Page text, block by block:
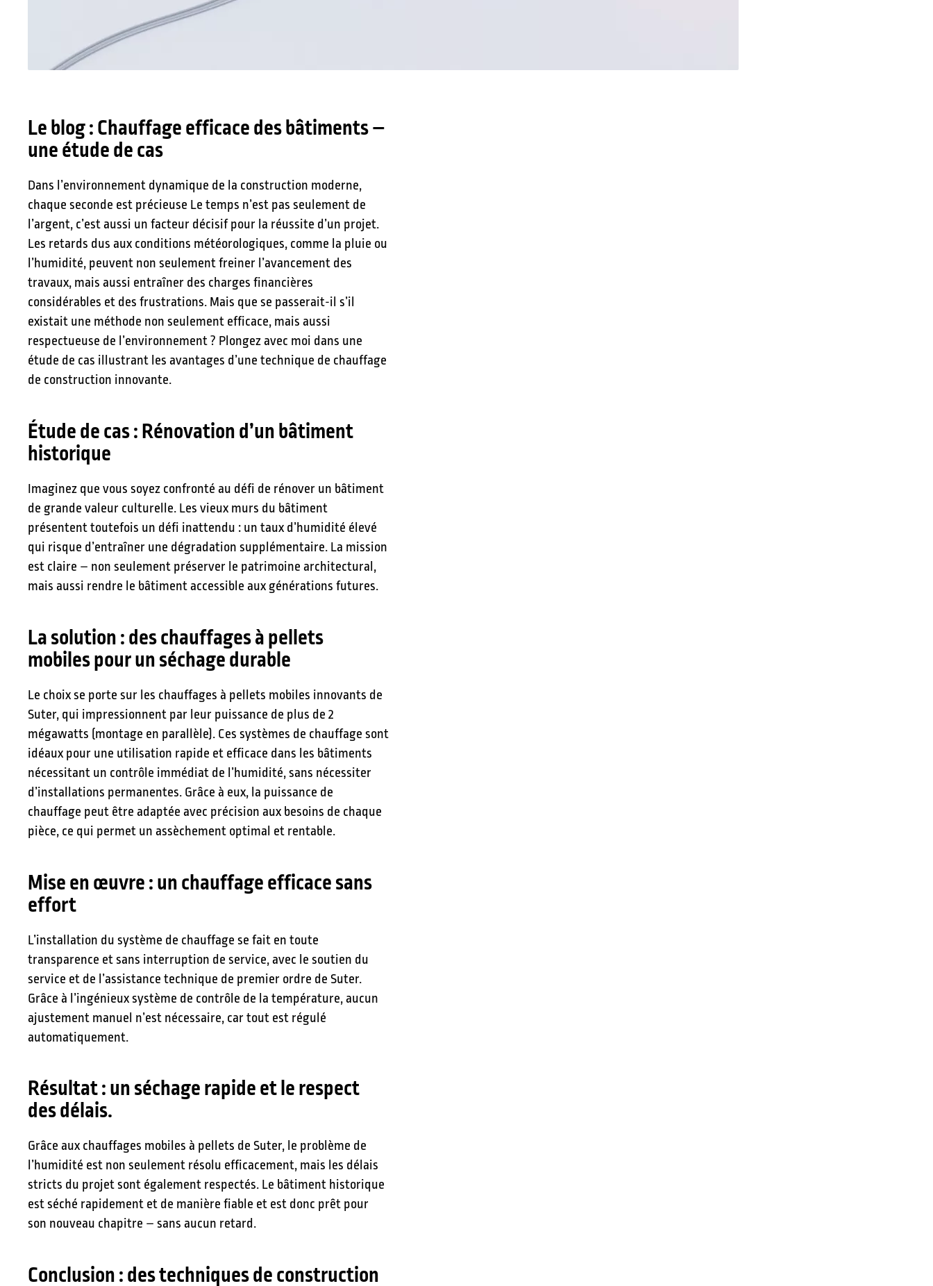
Le blog : Chauffage efficace des bâtiments –
une étude de cas
Dans l’environnement dynamique de la construction moderne,
chaque seconde est précieuse Le temps n’est pas seulement de
l’argent, c’est aussi un facteur décisif pour la réussite d’un projet.
Les retards dus aux conditions météorologiques, comme la pluie ou
l’humidité, peuvent non seulement freiner l’avancement des
travaux, mais aussi entraîner des charges financières
considérables et des frustrations. Mais que se passerait-il s’il
existait une méthode non seulement efficace, mais aussi
respectueuse de l’environnement ? Plongez avec moi dans une
étude de cas illustrant les avantages d’une technique de chauffage
de construction innovante.
Étude de cas : Rénovation d’un bâtiment
historique
Imaginez que vous soyez confronté au défi de rénover un bâtiment
de grande valeur culturelle. Les vieux murs du bâtiment
présentent toutefois un défi inattendu : un taux d’humidité élevé
qui risque d’entraîner une dégradation supplémentaire. La mission
est claire – non seulement préserver le patrimoine architectural,
mais aussi rendre le bâtiment accessible aux générations futures.
La solution : des chauffages à pellets
mobiles pour un séchage durable
Le choix se porte sur les chauffages à pellets mobiles innovants de
Suter, qui impressionnent par leur puissance de plus de 2
mégawatts (montage en parallèle). Ces systèmes de chauffage sont
idéaux pour une utilisation rapide et efficace dans les bâtiments
nécessitant un contrôle immédiat de l’humidité, sans nécessiter
d’installations permanentes. Grâce à eux, la puissance de
chauffage peut être adaptée avec précision aux besoins de chaque
pièce, ce qui permet un assèchement optimal et rentable.
Mise en œuvre : un chauffage efficace sans
effort
L’installation du système de chauffage se fait en toute
transparence et sans interruption de service, avec le soutien du
service et de l’assistance technique de premier ordre de Suter.
Grâce à l’ingénieux système de contrôle de la température, aucun
ajustement manuel n’est nécessaire, car tout est régulé
automatiquement.
Résultat : un séchage rapide et le respect
des délais.
Grâce aux chauffages mobiles à pellets de Suter, le problème de
l’humidité est non seulement résolu efficacement, mais les délais
stricts du projet sont également respectés. Le bâtiment historique
est séché rapidement et de manière fiable et est donc prêt pour
son nouveau chapitre – sans aucun retard.
Conclusion : des techniques de construction